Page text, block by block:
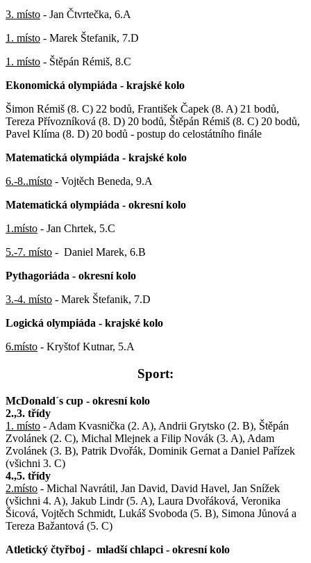
3. místo - Jan Čtvrtečka, 6.A
1. místo - Marek Štefanik, 7.D
1. místo - Štěpán Rémiš, 8.C
Ekonomická olympiáda - krajské kolo
Šimon Rémiš (8. C) 22 bodů, František Čapek (8. A) 21 bodů,
Tereza Přívozníková (8. D) 20 bodů, Štěpán Rémiš (8. C) 20 bodů,
Pavel Klíma (8. D) 20 bodů - postup do celostátního finále
Matematická olympiáda - krajské kolo
6.-8..místo - Vojtěch Beneda, 9.A
Matematická olympiáda - okresní kolo
1.místo - Jan Chrtek, 5.C
5.-7. místo - Daniel Marek, 6.B
Pythagoriáda - okresní kolo
3.-4. místo - Marek Štefanik, 7.D
Logická olympiáda - krajské kolo
6.místo - Kryštof Kutnar, 5.A
Sport:
McDonald´s cup - okresní kolo
2.,3. třídy
1. místo - Adam Kvasnička (2. A), Andrii Grytsko (2. B), Štěpán
Zvolánek (2. C), Michal Mlejnek a Filip Novák (3. A), Adam
Zvolánek (3. B), Patrik Dvořák, Dominik Gernat a Daniel Pařízek
(všichni 3. C)
4.,5. třídy
2.místo - Michal Navrátil, Jan David, David Havel, Jan Snížek
(všichni 4. A), Jakub Lindr (5. A), Laura Dvořáková, Veronika
Šicová, Vojtěch Schmidt, Lukáš Svoboda (5. B), Simona Jůnová a
Tereza Bažantová (5. C)
Atletický čtyřboj - mladší chlapci - okresní kolo